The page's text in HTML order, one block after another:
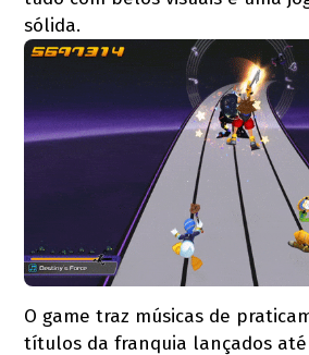
sólida.
O game traz músicas de
títulos da franquia lançados até